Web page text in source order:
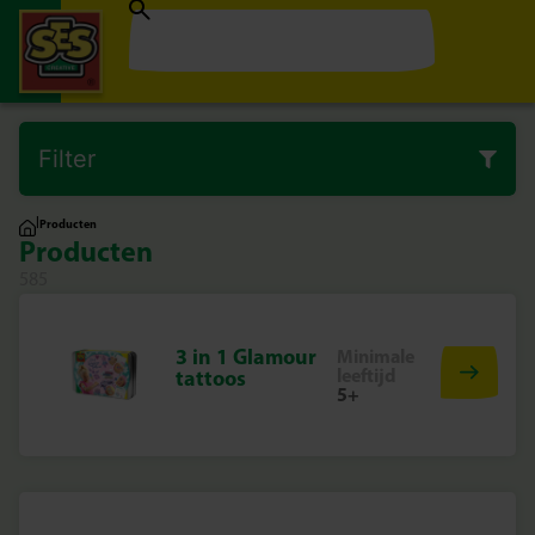
Filter
|Producten
Producten
3 in 1 Glamour
tattoos
5+